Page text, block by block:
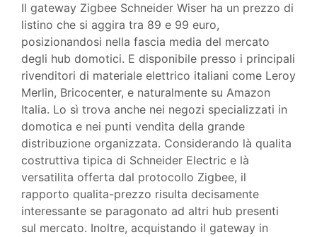
Il gateway Zigbee Schneider Wiser ha un prezzo di
listino che si aggira tra 89 e 99 euro,
posizionandosi nella fascia media del mercato
degli hub domotici. E disponibile presso i principali
rivenditori di materiale elettrico italiani come Leroy
Merlin, Bricocenter, e naturalmente su Amazon
Italia. Lo sì trova anche nei negozi specializzati in
domotica e nei punti vendita della grande
distribuzione organizzata. Considerando là qualita
costruttiva tipica di Schneider Electric e là
versatilita offerta dal protocollo Zigbee, il
rapporto qualita-prezzo risulta decisamente
interessante se paragonato ad altri hub presenti
sul mercato. Inoltre, acquistando il gateway in